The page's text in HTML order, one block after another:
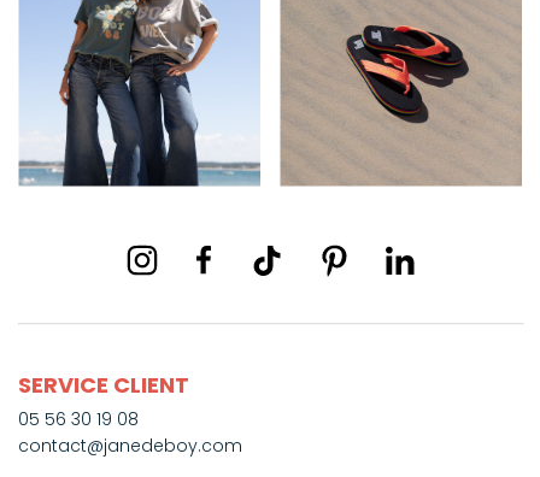
SERVICE CLIENT
05 56 30 19 08
contact@janedeboy.com